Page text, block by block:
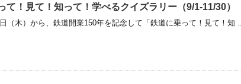
て！見て！知って！学べるクイズラリー（9/1-11/30）
（木）から、鉄道開業150年を記念して「鉄道に乗って！見て！知 ...